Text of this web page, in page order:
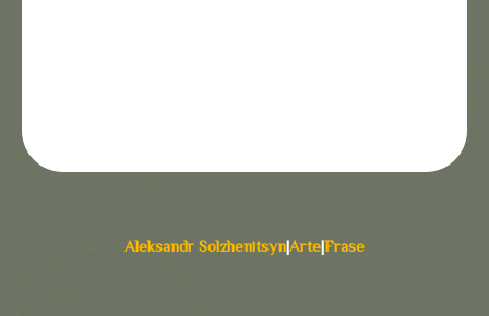
Aleksandr Solzhenitsyn|Arte|Frase